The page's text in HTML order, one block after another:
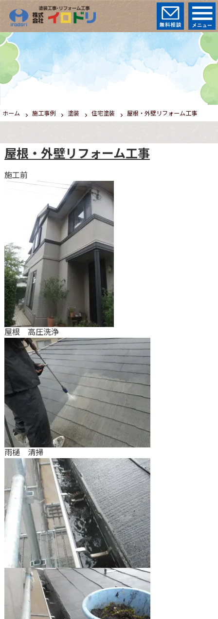
ホーム 施工事例 塗装 住宅塗装 屋根・外壁リフォーム工事
屋根・外壁リフォーム工事
施工前
屋根 高圧洗浄
雨樋 清掃